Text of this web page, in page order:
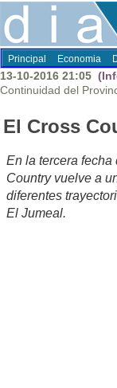
Principal Economia
13-10-2016 21:05
Continuidad del
El Cross
En la tercera
Country vuelve a
diferentes
El Jumeal.